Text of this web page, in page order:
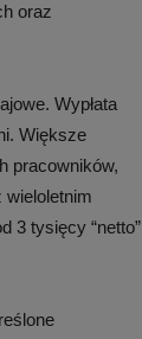
oraz
Wypłata
Większe
pracowników,
wieloletnim
3 tysięcy “netto”